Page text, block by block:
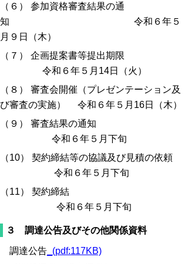
（６） 参加資格審査結果の通
知 令和６年５
月９ 日（木）
（７） 企画提案書等提出期限
令和６年５月14日（火）
（８） 審査会開催（プレゼンテーション及
び審査の実施） 令和６年５月16日（木）
（９） 審査結果の通知
令和６年５月下旬
（10） 契約締結等の協議及び見積の依頼
令和６年５月下旬
（11） 契約締結
令和６年５月下旬
３ 調達公告及びその他関係資料
調達公告 _(pdf:117KB)